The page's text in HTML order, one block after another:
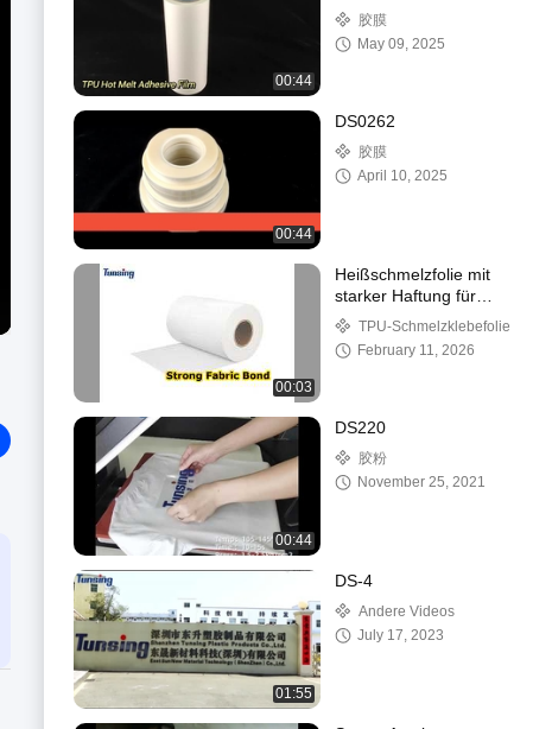
00:44
Bindungspflaster
胶膜
May 09, 2025
00:44
DS0262
胶膜
April 10, 2025
00:03
Heißschmelzfolie mit
starker Haftung für
Textilien
TPU-Schmelzklebefolie
February 11, 2026
00:44
DS220
胶粉
November 25, 2021
01:55
DS-4
Andere Videos
July 17, 2023